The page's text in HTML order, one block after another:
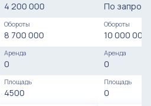
4 200 000
Обороты
8 700 000
Аренда
0
Площадь
4500
По запросу
Обороты
10 000 000
Аренда
0
Площадь
0